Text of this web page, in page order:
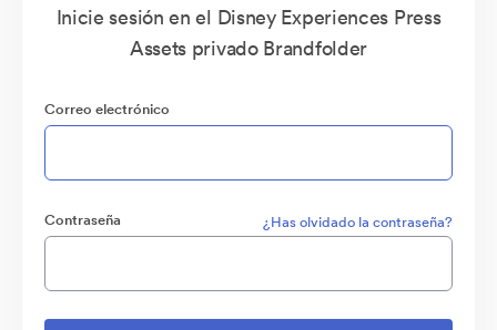
Inicie sesión en el Disney Experiences Press
Assets privado Brandfolder
Correo electrónico
Contraseña ¿Has olvidado la contraseña?